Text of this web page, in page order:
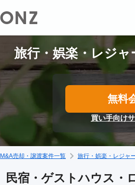
旅行・娯楽・レジ
無料
買い手向け
M&A売却・譲渡案件一覧 旅行・娯楽・レジャ
民宿・ゲストハウス・